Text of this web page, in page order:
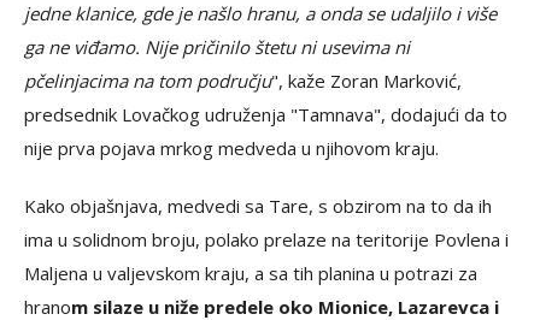
jedne klanice, gde je našlo hranu, a onda se udaljilo i više
ga ne viđamo. Nije pričinilo štetu ni usevima ni
pčelinjacima na tom području", kaže Zoran Marković,
predsednik Lovačkog udruženja "Tamnava", dodajući da to
nije prva pojava mrkog medveda u njihovom kraju.
Kako objašnjava, medvedi sa Tare, s obzirom na to da ih
ima u solidnom broju, polako prelaze na teritorije Povlena i
Maljena u valjevskom kraju, a sa tih planina u potrazi za
hranom silaze u niže predele oko Mionice, Lazarevca i